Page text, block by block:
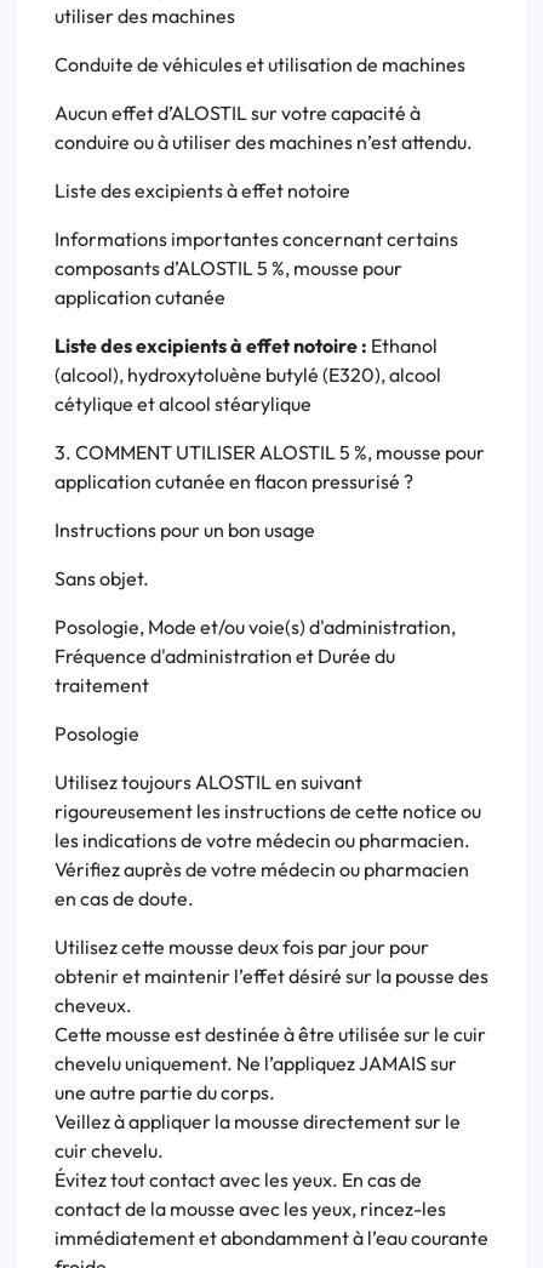
utiliser des machines
Conduite de véhicules et utilisation de machines
Aucun effet d’ALOSTIL sur votre capacité à
conduire ou à utiliser des machines n’est attendu.
Liste des excipients à effet notoire
Informations importantes concernant certains
composants d’ALOSTIL 5 %, mousse pour
application cutanée
Liste des excipients à effet notoire : Ethanol
(alcool), hydroxytoluène butylé (E320), alcool
cétylique et alcool stéarylique
3. COMMENT UTILISER ALOSTIL 5 %, mousse pour
application cutanée en flacon pressurisé ?
Instructions pour un bon usage
Sans objet.
Posologie, Mode et/ou voie(s) d'administration,
Fréquence d'administration et Durée du
traitement
Posologie
Utilisez toujours ALOSTIL en suivant
rigoureusement les instructions de cette notice ou
les indications de votre médecin ou pharmacien.
Vérifiez auprès de votre médecin ou pharmacien
en cas de doute.
Utilisez cette mousse deux fois par jour pour
obtenir et maintenir l’effet désiré sur la pousse des
cheveux.
Cette mousse est destinée à être utilisée sur le cuir
chevelu uniquement. Ne l’appliquez JAMAIS sur
une autre partie du corps.
Veillez à appliquer la mousse directement sur le
cuir chevelu.
Évitez tout contact avec les yeux. En cas de
contact de la mousse avec les yeux, rincez-les
immédiatement et abondamment à l’eau courante